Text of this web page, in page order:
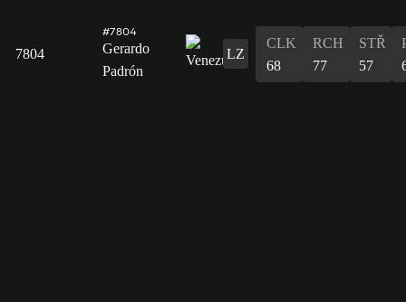
7804
#7804
Gerardo
Padrón
LZ
CLK
68
RCH
77
STŘ
57